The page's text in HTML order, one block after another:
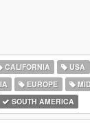
CALIFORNIA USA
EUROPE
SOUTH AMERICA